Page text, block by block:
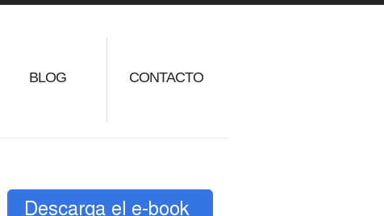
BLOG CONTACTO